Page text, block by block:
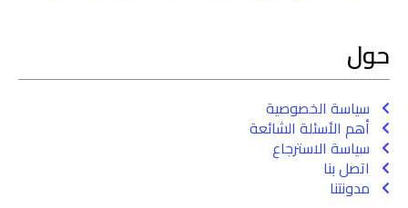
حول
سياسة الخصوصية
أهم الأسئلة الشائعة
سياسة الاسترجاع
اتصل بنا
مدونتنا